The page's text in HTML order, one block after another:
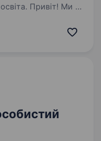
Ми —
серці Києва, біля
тебе до нашої…